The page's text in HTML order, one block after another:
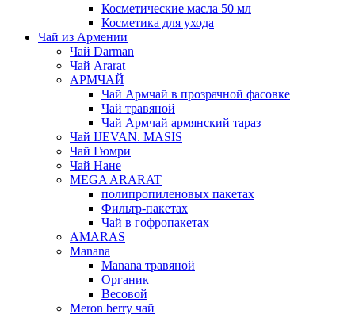
Косметические масла 50 мл
Косметика для ухода
Чай из Армении
Чай Darman
Чай Ararat
АРМЧАЙ
Чай Армчай в прозрачной фасовке
Чай травяной
Чай Армчай армянский тараз
Чай IJEVAN. MASIS
Чай Гюмри
Чай Нане
MEGA ARARAT
полипропиленовых пакетах
Фильтр-пакетах
Чай в гофропакетах
AMARAS
Manana
Manana травяной
Органик
Весовой
Meron berry чай